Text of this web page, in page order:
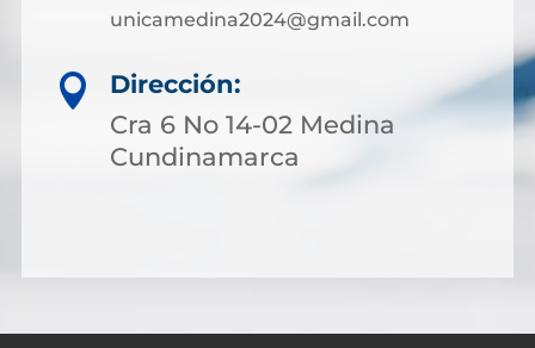
unicamedina2024@gmail.com

Dirección:
Cra 6 No 14-02 Medina
Cundinamarca